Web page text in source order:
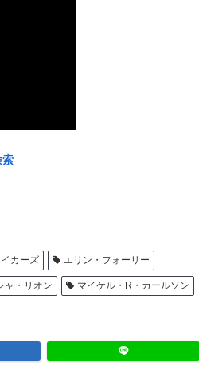
カーズ エリン・フォーリー
ャ・リオン マイケル・R・カールソン